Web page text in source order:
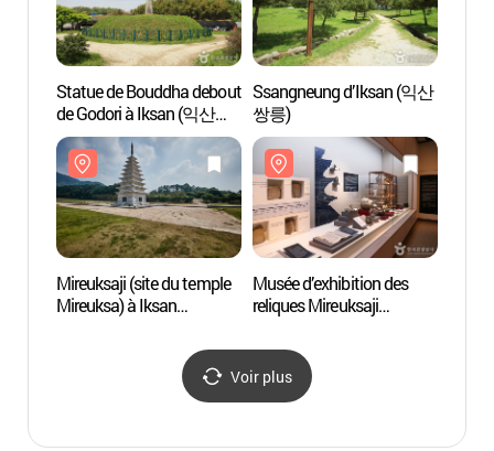
Statue de Bouddha debout
de Godori à Iksan (익산
고도리 석조여래입상)
Ssangneung d’Iksan (익산
쌍릉)
Mireuksaji (site du temple
Mireuksa) à Iksan
Musée d’exhibition des
reliques Mireuksaji
Voir plus